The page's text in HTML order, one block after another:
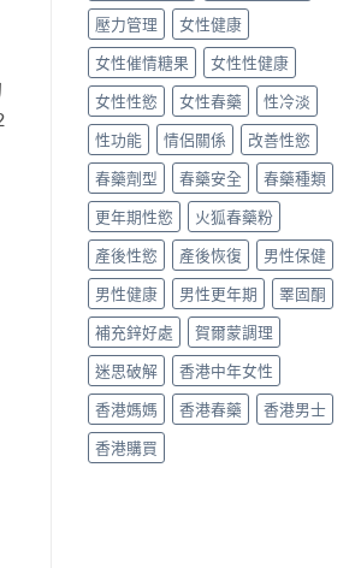
價
與
安
全
性
分
析〉
中
壓力管理
女性健康
女性催情糖果
女性性健康
女性性慾
女性春藥
性冷淡
性功能
情侶關係
改善性慾
春藥劑型
春藥安全
春藥種類
更年期性慾
火狐春藥粉
產後性慾
產後恢復
男性保健
男性健康
男性更年期
睪固酮
補充鋅好處
賀爾蒙調理
迷思破解
香港中年女性
香港媽媽
香港春藥
香港男士
香港購買